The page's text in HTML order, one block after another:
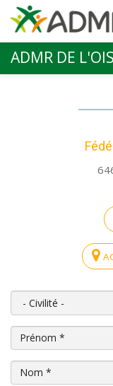
Aller au contenu
ADMR DE
Civilité
Prénom*
Nom*